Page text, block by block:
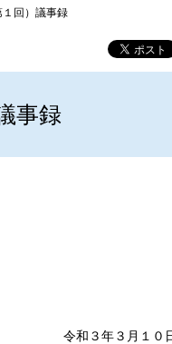
１回）議事録
事録
令和３年３月１０